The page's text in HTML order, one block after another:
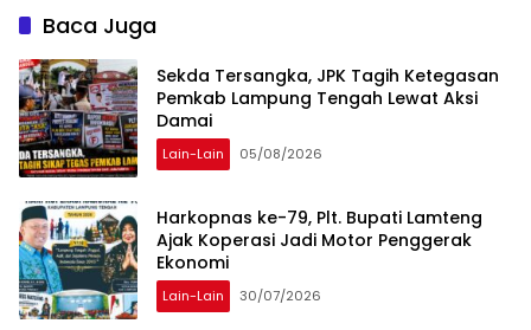
Diperiksa
Baca Juga
Sekda Tersangka, JPK Tagih Ketegasan
Pemkab Lampung Tengah Lewat Aksi
Damai
Lain-Lain 05/08/2026
Harkopnas ke-79, Plt. Bupati Lamteng
Ajak Koperasi Jadi Motor Penggerak
Ekonomi
Lain-Lain 30/07/2026